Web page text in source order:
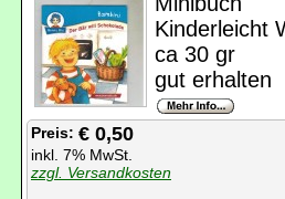
Kinderleicht
ca 30 gr
gut erhalten
Preis: € 0,50
inkl. 7% MwSt.
zzgl. Versandkosten